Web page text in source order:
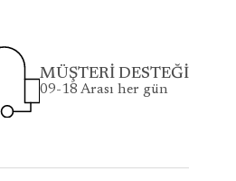
MÜŞTERİ DESTEĞİ
09-18 Arası her gün